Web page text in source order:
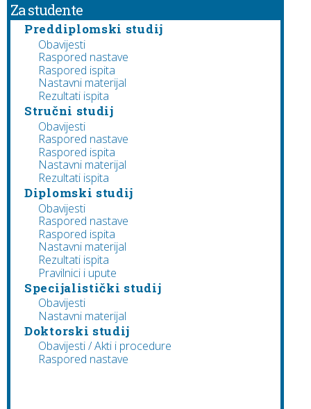
Za studente
Preddiplomski studij
Obavijesti
Raspored nastave
Raspored ispita
Nastavni materijal
Rezultati ispita
Stručni studij
Obavijesti
Raspored nastave
Raspored ispita
Nastavni materijal
Rezultati ispita
Diplomski studij
Obavijesti
Raspored nastave
Raspored ispita
Nastavni materijal
Rezultati ispita
Pravilnici i upute
Specijalistički studij
Obavijesti
Nastavni materijal
Doktorski studij
Obavijesti / Akti i procedure
Raspored nastave